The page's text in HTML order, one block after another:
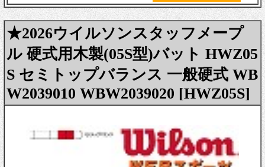
★2026ウイルソンスタッフメープ
ル 硬式用木製(05S型)バット HWZ05
S セミトップバランス 一般硬式 WB
W2039010 WBW2039020 [HWZ05S]